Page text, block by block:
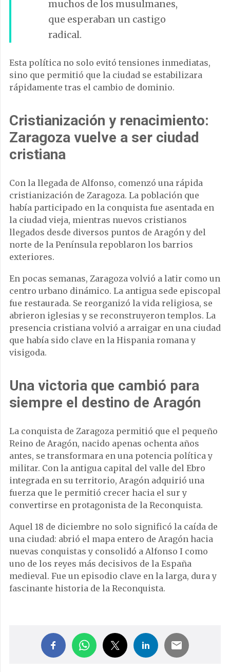
muchos de los musulmanes,
que esperaban un castigo
radical.
Esta política no solo evitó tensiones inmediatas,
sino que permitió que la ciudad se estabilizara
rápidamente tras el cambio de dominio.
Cristianización y renacimiento:
Zaragoza vuelve a ser ciudad
cristiana
Con la llegada de Alfonso, comenzó una rápida
cristianización de Zaragoza. La población que
había participado en la conquista fue asentada en
la ciudad vieja, mientras nuevos cristianos
llegados desde diversos puntos de Aragón y del
norte de la Península repoblaron los barrios
exteriores.
En pocas semanas, Zaragoza volvió a latir como un
centro urbano dinámico. La antigua sede episcopal
fue restaurada. Se reorganizó la vida religiosa, se
abrieron iglesias y se reconstruyeron templos. La
presencia cristiana volvió a arraigar en una ciudad
que había sido clave en la Hispania romana y
visigoda.
Una victoria que cambió para
siempre el destino de Aragón
La conquista de Zaragoza permitió que el pequeño
Reino de Aragón, nacido apenas ochenta años
antes, se transformara en una potencia política y
militar. Con la antigua capital del valle del Ebro
integrada en su territorio, Aragón adquirió una
fuerza que le permitió crecer hacia el sur y
convertirse en protagonista de la Reconquista.
Aquel 18 de diciembre no solo significó la caída de
una ciudad: abrió el mapa entero de Aragón hacia
nuevas conquistas y consolidó a Alfonso I como
uno de los reyes más decisivos de la España
medieval. Fue un episodio clave en la larga, dura y
fascinante historia de la Reconquista.